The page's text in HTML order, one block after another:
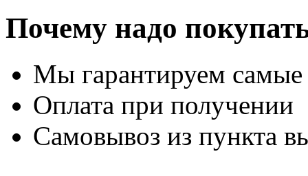
Почему надо
Мы гарантируем
Оплата при получении
Самовывоз из пункта